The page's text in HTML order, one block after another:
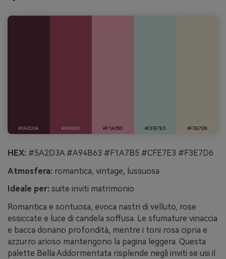
HEX: #5A2D3A #A94B63 #F1A7B5 #CFE7E3 #F3E7D6
Atmosfera: romantica, vintage, lussuosa
Ideale per: suite inviti matrimonio
Romantica e sontuosa, evoca nastri di velluto, rose
essiccate e luce di candela soffusa. Le sfumature vinaccia
e bacca donano profondità, mentre i toni rosa cipria e
azzurro arioso mantengono la pagina leggera. Questa
palette Bella Addormentata risplende negli inviti se usi il